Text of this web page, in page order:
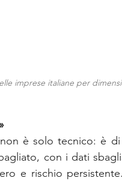
imprese italiane per
è solo tecnico: è
con i dati
e rischio